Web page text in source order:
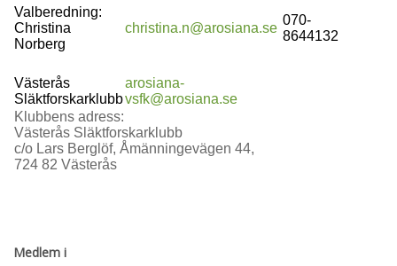
Valberedning:
Christina
Norberg
christina.n@arosiana.se
070-
8644132
Västerås
Släktforskarklubb
arosiana-
vsfk@arosiana.se
Klubbens adress:
Västerås Släktforskarklubb
c/o Lars Berglöf, Åmänningevägen 44,
724 82 Västerås
Medlem i